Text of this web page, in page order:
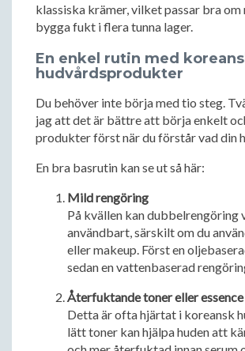
klassiska krämer, vilket passar bra om
bygga fukt i flera tunna lager.
En enkel rutin med
hudvårdsprodukter
Du behöver inte börja med tio steg.
jag att det är bättre att börja enkelt
produkter först när du förstår vad din
En bra basrutin kan se ut så här:
Mild rengöring
På kvällen kan dubbelrengöring
användbart, särskilt om du
eller makeup. Först en
sedan en vattenbaserad
Återfuktande toner eller essence
Detta är ofta hjärtat i koreansk
lätt toner kan hjälpa huden att